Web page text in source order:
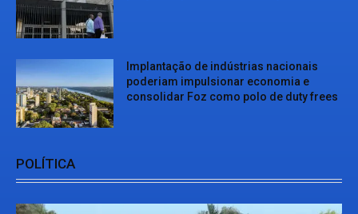
Implantação de indústrias nacionais
poderiam impulsionar economia e
consolidar Foz como polo de duty frees
POLÍTICA